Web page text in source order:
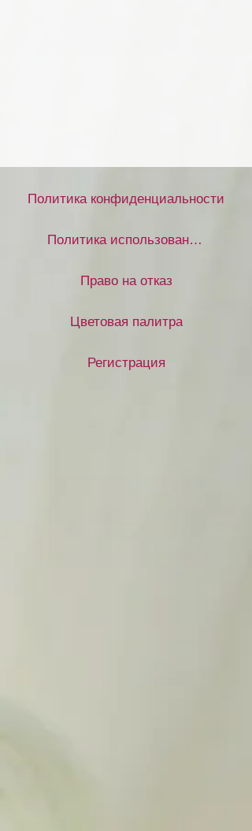
Политика конфиденциальности
Политика использования файлов cookie
Право на отказ
Цветовая палитра
Регистрация